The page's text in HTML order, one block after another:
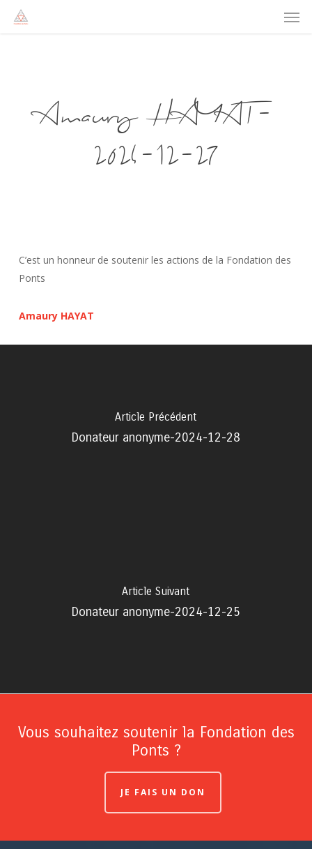
Amaury HAYAT-
2024-12-27
C’est un honneur de soutenir les actions de la Fondation des
Ponts
Amaury HAYAT
Article Précédent
Donateur anonyme-2024-12-28
Article Suivant
Donateur anonyme-2024-12-25
Vous souhaitez soutenir la Fondation des
Ponts ?
JE FAIS UN DON